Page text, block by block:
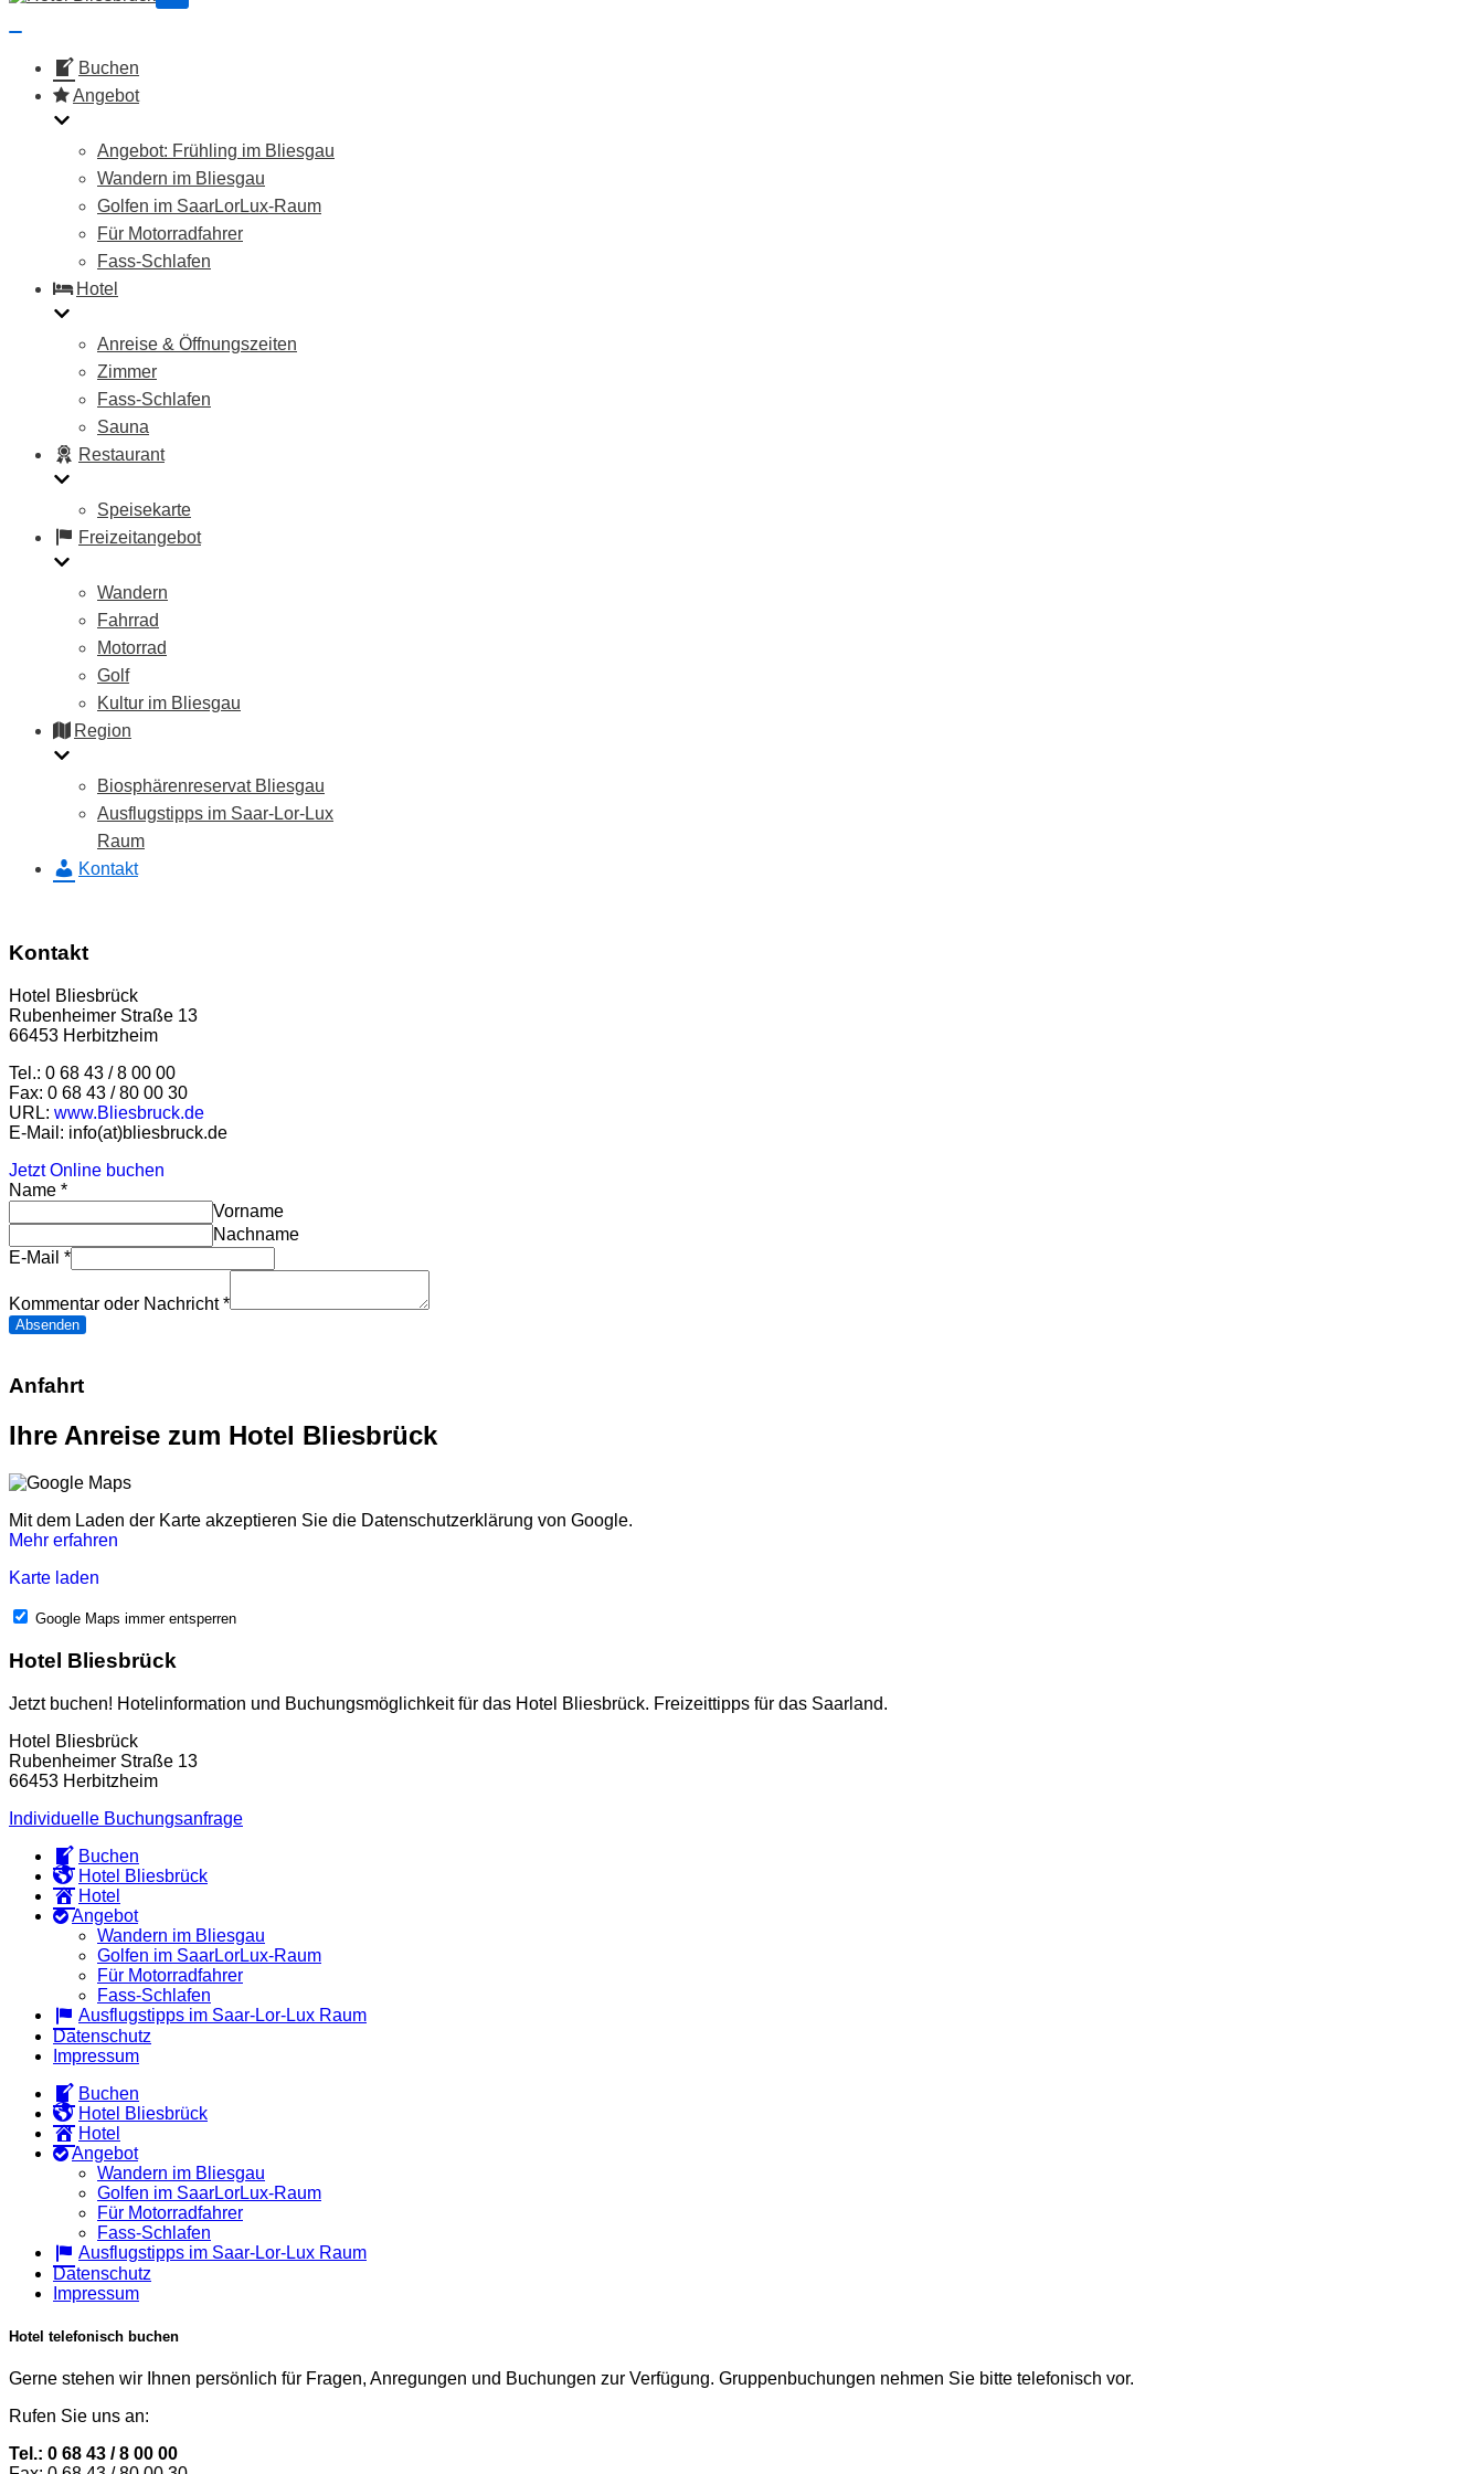
Navigations-
Buchen
Angebot
Angebot: Frühling im Bliesgau
Wandern im Bliesgau
Golfen im SaarLorLux-Raum​
Für Motorradfahrer
Fass-Schlafen
Hotel
Anreise & Öffnungszeiten
Zimmer
Fass-Schlafen
Sauna
Restaurant
Speisekarte
Freizeitangebot
Wandern
Fahrrad
Motorrad
Golf
Kultur im Bliesgau
Region
Biosphärenreservat Bliesgau
Ausflugstipps im Saar-Lor-Lux
Raum
Kontakt
Kontakt
Hotel Bliesbrück
Rubenheimer Straße 13
66453 Herbitzheim
Tel.: 0 68 43 / 8 00 00
Fax: 0 68 43 / 80 00 30
URL: www.Bliesbruck.de
E-Mail: info(at)bliesbruck.de
Jetzt Online buchen
Name *
Vorname
Nachname
E-Mail *
Kommentar oder Nachricht*
Absenden
Anfahrt
Ihre Anreise zum Hotel Bliesbrück
Mit dem Laden der Karte akzeptieren Sie die Datenschutzerklärung von Google.
Mehr erfahren
Karte laden
Google Maps immer entsperren
Hotel Bliesbrück
Jetzt buchen! Hotelinformation und Buchungsmöglichkeit für das Hotel Bliesbrück. Freizeittipps für das Saarland.
Hotel Bliesbrück
Rubenheimer Straße 13
66453 Herbitzheim
Individuelle Buchungsanfrage
Buchen
Hotel Bliesbrück
Hotel
Angebot
Wandern im Bliesgau
Golfen im SaarLorLux-Raum​
Für Motorradfahrer
Fass-Schlafen
Ausflugstipps im Saar-Lor-Lux Raum
Datenschutz
Impressum
Buchen
Hotel Bliesbrück
Hotel
Angebot
Wandern im Bliesgau
Golfen im SaarLorLux-Raum​
Für Motorradfahrer
Fass-Schlafen
Ausflugstipps im Saar-Lor-Lux Raum
Datenschutz
Impressum
Hotel telefonisch buchen
Gerne stehen wir Ihnen persönlich für Fragen, Anregungen und Buchungen zur Verfügung. Gruppenbuchungen nehmen Sie bitte telefonisch vor.
Rufen Sie uns an:
Tel.: 0 68 43 / 8 00 00